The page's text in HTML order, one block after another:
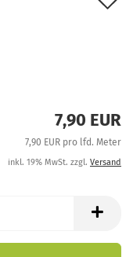
7,90 EUR
7,90 EUR pro lfd. Meter
inkl. 19% MwSt. zzgl. Versand